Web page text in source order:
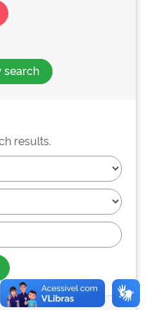
search
results.